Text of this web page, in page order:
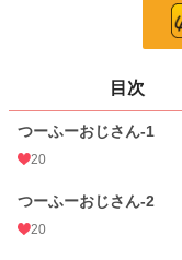
2025.09.04
週間ポイント 7 pt (1,164 位)
月間ポイント
年間ポイント 2,337 pt (644
目次
つーふーおじさん-1
20
つーふーおじさん-2
20